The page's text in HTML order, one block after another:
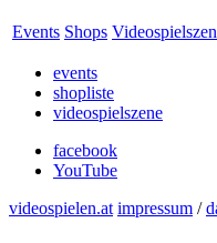
Events Shops
events
shopliste
videospielszene
facebook
YouTube
videospielen.at impressum /